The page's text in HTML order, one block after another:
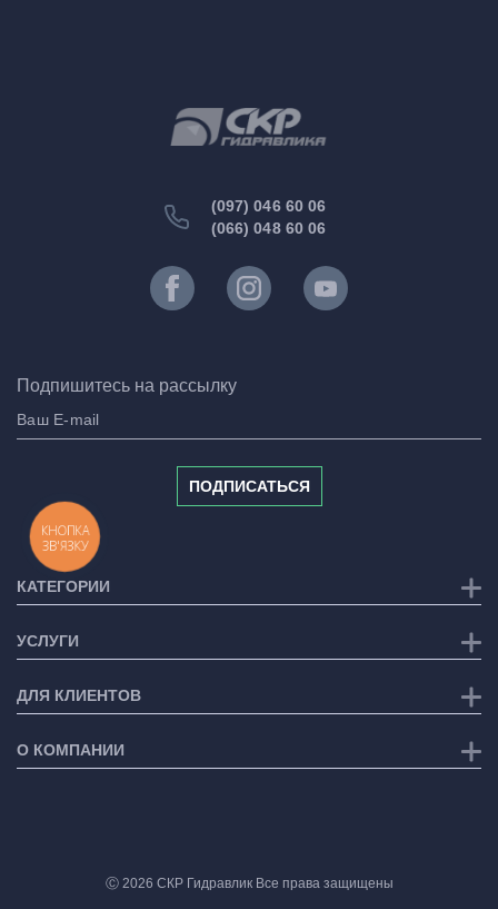
(097) 046 60 06
(066) 048 60 06
Подпишитесь на рассылку
ПОДПИСАТЬСЯ
КАТЕГОРИИ
УСЛУГИ
ДЛЯ КЛИЕНТОВ
О КОМПАНИИ
Ⓒ 2026 СКР Гидравлик Все права защищены
КНОПКА
ЗВ'ЯЗКУ